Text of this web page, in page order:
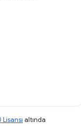
altında